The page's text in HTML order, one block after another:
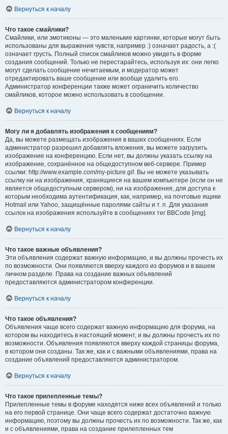
Вернуться к началу
Что такое смайлики?
Смайлики, или эмотиконы — это маленькие картинки, которые могут быть
использованы для выражения чувств, например :) означает радость, а :(
означает грусть. Полный список смайликов можно увидеть в форме
создания сообщений. Только не перестарайтесь, используя их: они легко
могут сделать сообщение нечитаемым, и модератор может
отредактировать ваше сообщение или вообще удалить его.
Администратор конференции также может ограничить количество
смайликов, которое можно использовать в сообщении.
Вернуться к началу
Могу ли я добавлять изображения к сообщениям?
Да, вы можете размещать изображения в ваших сообщениях. Если
администратор разрешил добавлять вложения, вы можете загрузить
изображение на конференцию. Если нет, вы должны указать ссылку на
изображение, сохранённое на общедоступном веб-сервере. Пример
ссылки: http://www.example.com/my-picture.gif. Вы не можете указывать
ссылку ни на изображения, хранящиеся на вашем компьютере (если он не
является общедоступным сервером), ни на изображения, для доступа к
которым необходима аутентификация, как, например, на почтовые ящики
Hotmail или Yahoo, защищённые паролями сайты и т. п. Для указания
ссылок на изображения используйте в сообщениях тег BBCode [img].
Вернуться к началу
Что такое важные объявления?
Эти объявления содержат важную информацию, и вы должны прочесть их
по возможности. Они появляются вверху каждого из форумов и в вашем
личном разделе. Права на создание важных объявлений
предоставляются администратором конференции.
Вернуться к началу
Что такое объявления?
Объявления чаще всего содержат важную информацию для форума, на
котором вы находитесь в настоящий момент, и вы должны прочесть их по
возможности. Объявления появляются вверху каждой страницы форума,
в котором они созданы. Так же, как и с важными объявлениями, права на
создание объявлений предоставляются администратором.
Вернуться к началу
Что такое прилепленные темы?
Прилепленные темы в форуме находятся ниже всех объявлений и только
на его первой странице. Они чаще всего содержат достаточно важную
информацию, поэтому вы должны прочесть их по возможности. Так же, как
и с объявлениями, права на создание прилепленных тем